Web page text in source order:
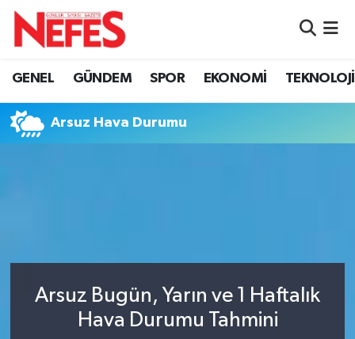
GENEL GÜNDEM SPOR EKONOMİ TEKNOLOJİ
Arsuz Hava Durumu
Arsuz Bugün, Yarın ve 1 Haftalık
Hava Durumu Tahmini
Hava Durumu
Namaz Vakitleri
Tüm Manşetler
Son Dakika Haberleri